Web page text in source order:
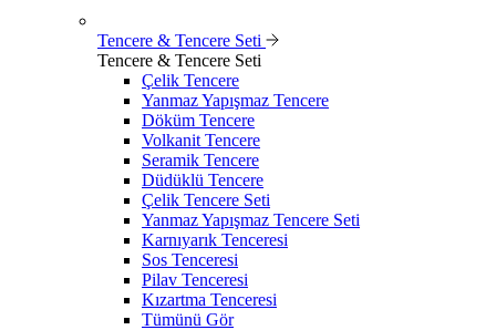
Tencere & Tencere Seti
Tencere & Tencere Seti
Çelik Tencere
Yanmaz Yapışmaz Tencere
Döküm Tencere
Volkanit Tencere
Seramik Tencere
Düdüklü Tencere
Çelik Tencere Seti
Yanmaz Yapışmaz Tencere Seti
Karnıyarık Tenceresi
Sos Tenceresi
Pilav Tenceresi
Kızartma Tenceresi
Tümünü Gör